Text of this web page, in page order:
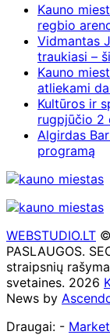
Kauno
regbio
Vidmantas
traukiasi –
Kauno
atliekami
Kultūros ir
rugpjūčio 2
Algirdas
programą
WEBSTUDIO.LT
PASLAUGOS.
straipsnių
svetaines. 2026
News by
Draugai: -